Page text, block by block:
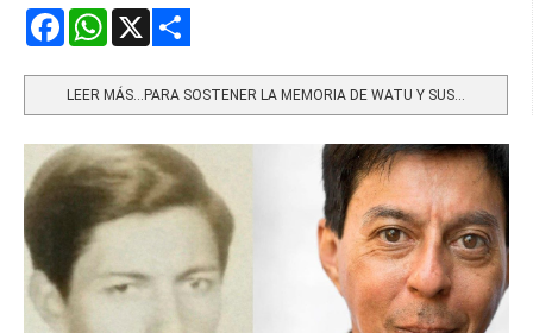
FacebookWhatsApp
LEER MÁS…PARA SOSTENER LA MEMORIA DE WATU Y SUS...